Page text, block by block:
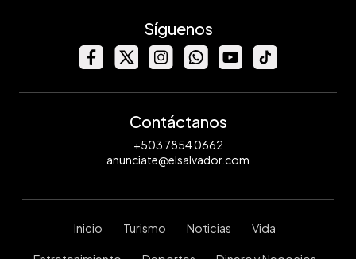
Síguenos
Contáctanos
+503 7854 0662
anunciate@elsalvador.com
Inicio Turismo Noticias Vida